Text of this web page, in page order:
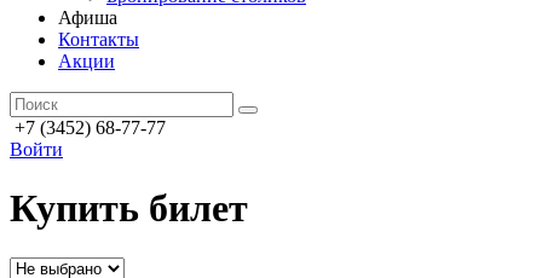
Афиша
Контакты
Акции
+7 (3452) 68-77-77
Войти
Купить билет